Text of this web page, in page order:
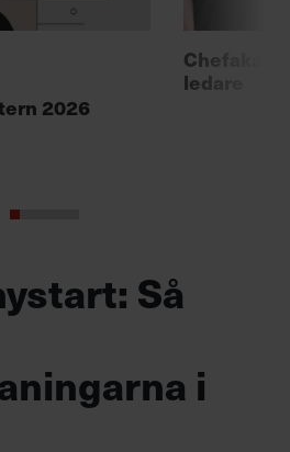
2026
ledare
Så
i